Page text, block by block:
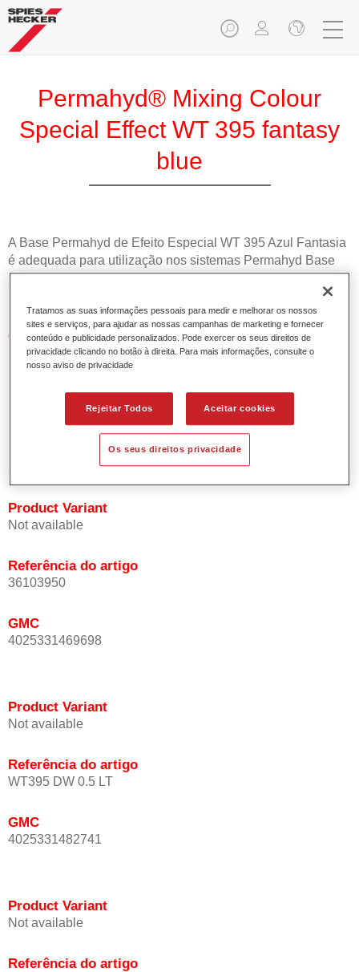
Permahyd® Mixing Colour
Special Effect WT 395 fantasy
blue
A Base Permahyd de Efeito Especial WT 395 Azul Fantasia
é adequada para utilização nos sistemas Permahyd Base
Bicamada Hi-TEC 480 e Permahyd Base Bicamada de
Características do produto
Simples e rápido de aplicar.
Oferece uma precisão de cor excepcional mesmo com
Promove tempos de processo curtos.
Permite um disfarce fácil e fiável.
Product Variant
Not available
Referência do artigo
36103950
GMC
4025331469698
Product Variant
Not available
Referência do artigo
WT395 DW 0.5 LT
GMC
4025331482741
Product Variant
Not available
Referência do artigo
Tratamos as suas informações pessoais para medir e melhorar os nossos
sites e serviços, para ajudar as nossas campanhas de marketing e fornecer
conteúdo e publicidade personalizados. Pode exercer os seus direitos de
privacidade clicando no botão à direita. Para mais informações, consulte o
nosso aviso de privacidade
Rejeitar Todos Aceitar cookies
Os seus direitos privacidade